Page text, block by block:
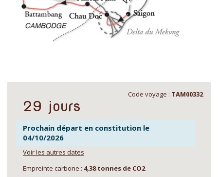
Code voyage : TAM00332
29 jours
Prochain départ en constitution le
04/10/2026
Voir les autres dates
Empreinte carbone : 4,38 tonnes de CO2